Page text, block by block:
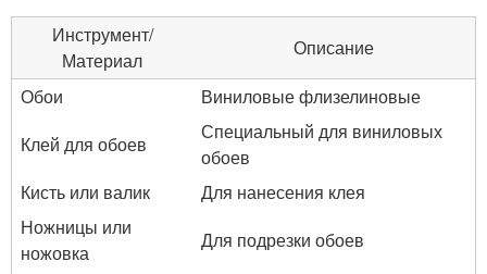
Инструмент/
Материал
Описание
Обои
Виниловые флизелиновые
Клей для обоев
Специальный для виниловых
обоев
Кисть или валик
Для нанесения клея
Ножницы или
ножовка
Для подрезки обоев